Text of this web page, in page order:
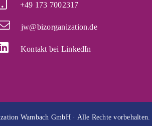
+49 173 7002317
jw@bizorganization.de
Kontakt bei LinkedIn
Wambach GmbH · Alle Rechte vorbehalten.